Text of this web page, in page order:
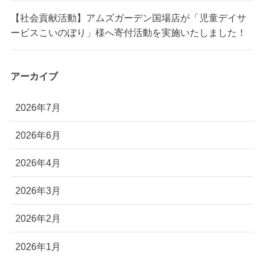
【社会貢献活動】アムズガーデン国場店が「児童デイサ
ービスこいのぼり」様へ寄付活動を実施いたしました！
アーカイブ
2026年7月
2026年6月
2026年4月
2026年3月
2026年2月
2026年1月